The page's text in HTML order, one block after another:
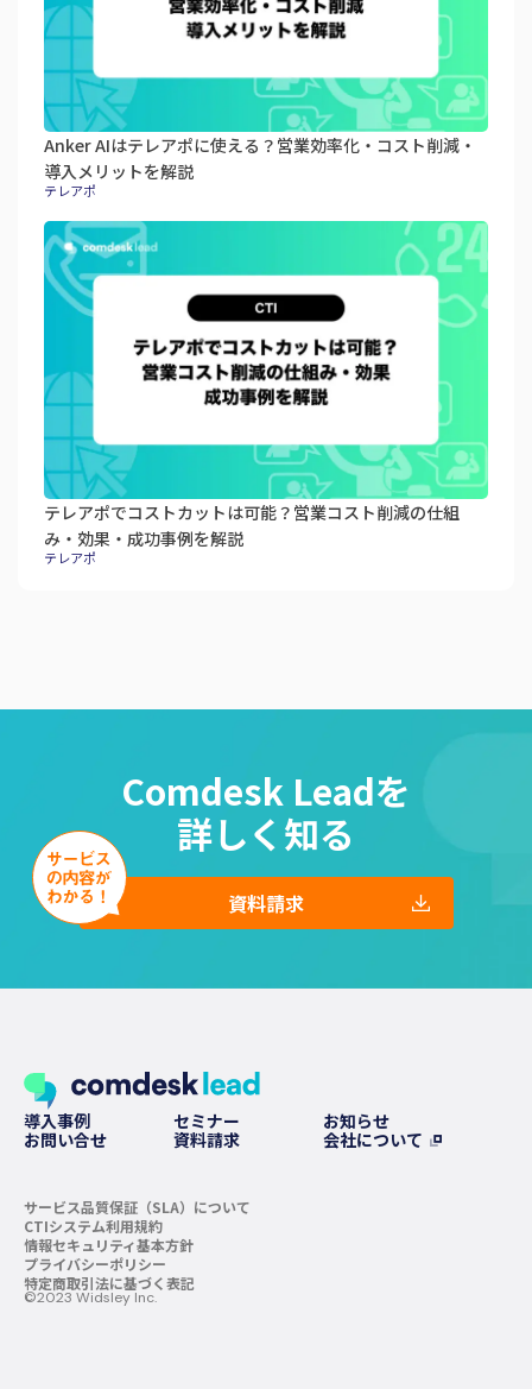
Anker AIはテレアポに使える？営業効率化・コスト削減・
導入メリットを解説
テレアポ
テレアポでコストカットは可能？営業コスト削減の仕組
み・効果・成功事例を解説
テレアポ
Comdesk Leadを
詳しく知る
資料請求
導入事例 セミナー
お知らせ
お問い合せ
資料請求 会社について
©︎2023 Widsley Inc.
サービス品質保証（SLA）について
CTIシステム利用規約
情報セキュリティ基本方針
プライバシーポリシー
特定商取引法に基づく表記